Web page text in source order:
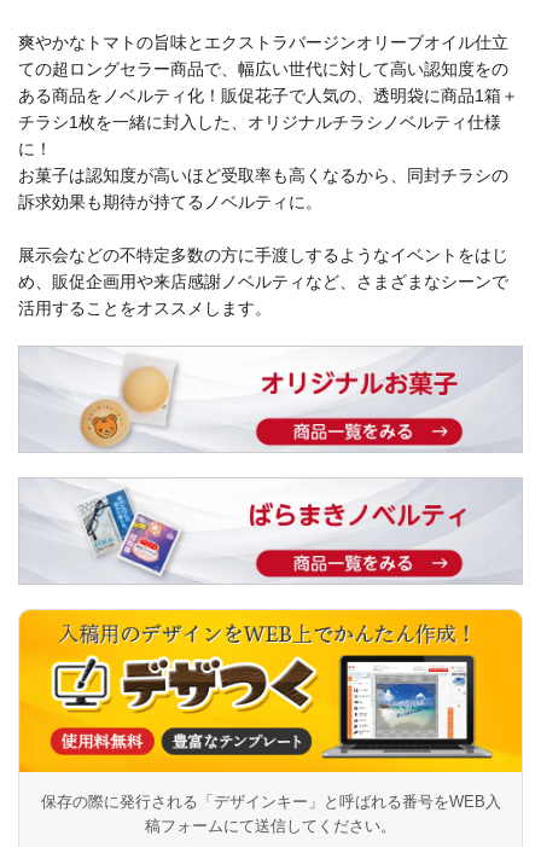
爽やかなトマトの旨味とエクストラバージンオリーブオイル仕立
ての超ロングセラー商品で、幅広い世代に対して高い認知度をの
ある商品をノベルティ化！販促花子で人気の、透明袋に商品1箱＋
チラシ1枚を一緒に封入した、オリジナルチラシノベルティ仕様
に！
お菓子は認知度が高いほど受取率も高くなるから、同封チラシの
訴求効果も期待が持てるノベルティに。
展示会などの不特定多数の方に手渡しするようなイベントをはじ
め、販促企画用や来店感謝ノベルティなど、さまざまなシーンで
活用することをオススメします。
保存の際に発行される「デザインキー」と呼ばれる番号をWEB入
稿フォームにて送信してください。